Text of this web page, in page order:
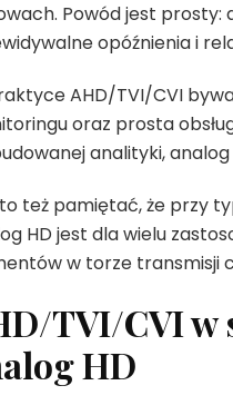
Powód jest
opóźnienia i
AHD/TVI/CVI
oraz prosta
analityki,
też pamiętać, że przy
HD jest dla wielu
w torze transmisji
TVI/CVI w
HD